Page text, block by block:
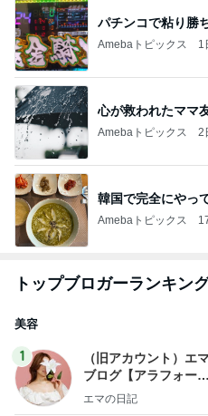
パチンコで粘り勝
Amebaトピックス 1
心が救われたママ
Amebaトピックス 2
韓国で完全にやっ
Amebaトピックス
トップブロガーランキン
美容
1
（旧アカウント）エ
ブログ【アラフォー会
社売却セカンドライ
エマの日記